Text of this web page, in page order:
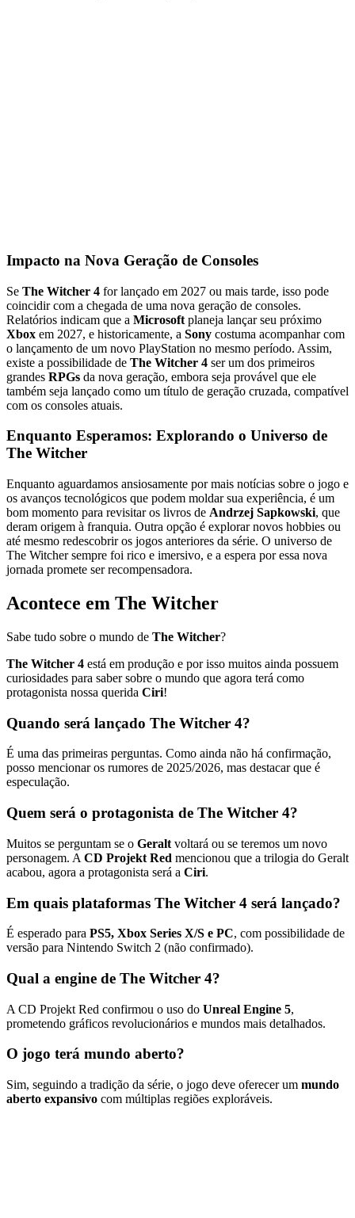
Impacto na Nova Geração de Consoles
Se The Witcher 4 for lançado em 2027 ou mais tarde, isso pode
coincidir com a chegada de uma nova geração de consoles.
Relatórios indicam que a Microsoft planeja lançar seu próximo
Xbox em 2027, e historicamente, a Sony costuma acompanhar com
o lançamento de um novo PlayStation no mesmo período. Assim,
existe a possibilidade de The Witcher 4 ser um dos primeiros
grandes RPGs da nova geração, embora seja provável que ele
também seja lançado como um título de geração cruzada, compatível
com os consoles atuais.
Enquanto Esperamos: Explorando o Universo de
The Witcher
Enquanto aguardamos ansiosamente por mais notícias sobre o jogo e
os avanços tecnológicos que podem moldar sua experiência, é um
bom momento para revisitar os livros de Andrzej Sapkowski, que
deram origem à franquia. Outra opção é explorar novos hobbies ou
até mesmo redescobrir os jogos anteriores da série. O universo de
The Witcher sempre foi rico e imersivo, e a espera por essa nova
jornada promete ser recompensadora.
Acontece em The Witcher
Sabe tudo sobre o mundo de The Witcher?
The Witcher 4 está em produção e por isso muitos ainda possuem
curiosidades para saber sobre o mundo que agora terá como
protagonista nossa querida Ciri!
Quando será lançado The Witcher 4?
É uma das primeiras perguntas. Como ainda não há confirmação,
posso mencionar os rumores de 2025/2026, mas destacar que é
especulação.
Quem será o protagonista de The Witcher 4?
Muitos se perguntam se o Geralt voltará ou se teremos um novo
personagem. A CD Projekt Red mencionou que a trilogia do Geralt
acabou, agora a protagonista será a Ciri.
Em quais plataformas The Witcher 4 será lançado?
É esperado para PS5, Xbox Series X/S e PC, com possibilidade de
versão para Nintendo Switch 2 (não confirmado).
Qual a engine de The Witcher 4?
A CD Projekt Red confirmou o uso do Unreal Engine 5,
prometendo gráficos revolucionários e mundos mais detalhados.
O jogo terá mundo aberto?
Sim, seguindo a tradição da série, o jogo deve oferecer um mundo
aberto expansivo com múltiplas regiões exploráveis.